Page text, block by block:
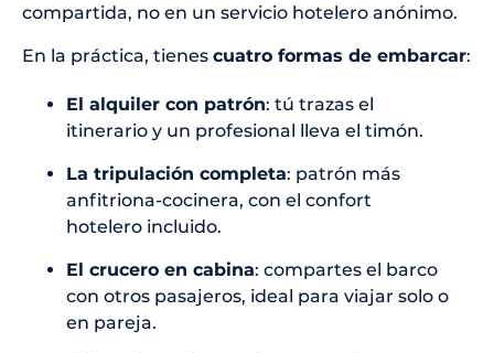
compartida, no en un servicio hotelero anónimo.
En la práctica, tienes cuatro formas de embarcar:
El alquiler con patrón: tú trazas el
itinerario y un profesional lleva el timón.
La tripulación completa: patrón más
anfitriona-cocinera, con el confort
hotelero incluido.
El crucero en cabina: compartes el barco
con otros pasajeros, ideal para viajar solo o
en pareja.